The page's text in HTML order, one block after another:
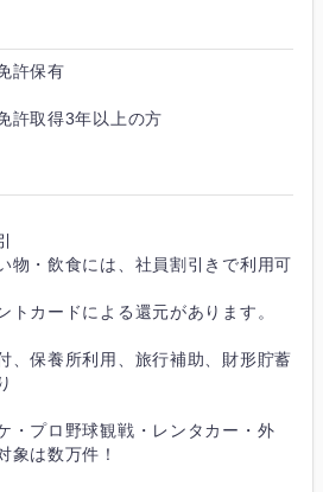
許保有
許取得3年以上の方
物・飲食には、社員割引きで利用可
トカードによる還元があります。
、保養所利用、旅行補助、財形貯蓄
・プロ野球観戦・レンタカー・外
象は数万件！